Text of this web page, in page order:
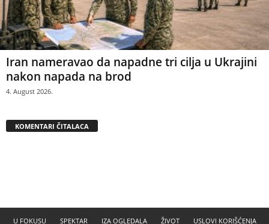
Iran nameravao da napadne tri cilja u Ukrajini
nakon napada na brod
4. August 2026.
KOMENTARI ČITALACA
U FOKUSU SPEKTAR IZA OGLEDALA ŽIVOT USLOVI KORIŠĆENJA